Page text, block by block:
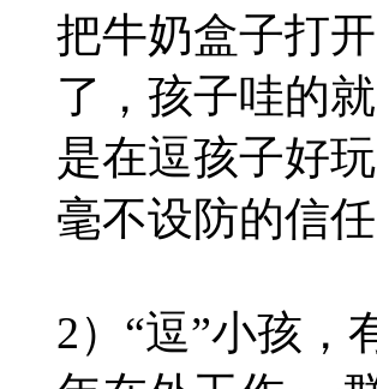
把牛奶盒子打
了，孩子哇的
是在逗孩子好
毫不设防的信任
2）“逗”小孩，